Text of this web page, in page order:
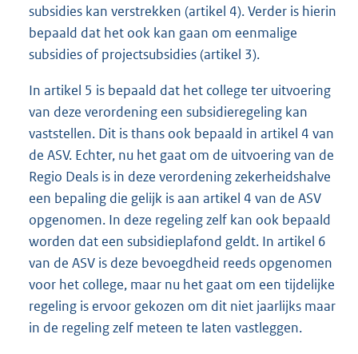
subsidies kan verstrekken (artikel 4). Verder is hierin
bepaald dat het ook kan gaan om eenmalige
subsidies of projectsubsidies (artikel 3).
In artikel 5 is bepaald dat het college ter uitvoering
van deze verordening een subsidieregeling kan
vaststellen. Dit is thans ook bepaald in artikel 4 van
de ASV. Echter, nu het gaat om de uitvoering van de
Regio Deals is in deze verordening zekerheidshalve
een bepaling die gelijk is aan artikel 4 van de ASV
opgenomen. In deze regeling zelf kan ook bepaald
worden dat een subsidieplafond geldt. In artikel 6
van de ASV is deze bevoegdheid reeds opgenomen
voor het college, maar nu het gaat om een tijdelijke
regeling is ervoor gekozen om dit niet jaarlijks maar
in de regeling zelf meteen te laten vastleggen.